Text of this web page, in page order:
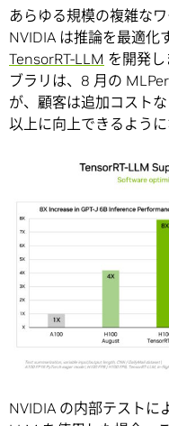
あらゆる規模の複雑な
NVIDIA は推論を最適化
TensorRT-LLM を開発
ブラリは、8 月の
が、顧客は追加コスト
以上に向上できるように
NVIDIA の内部テストに